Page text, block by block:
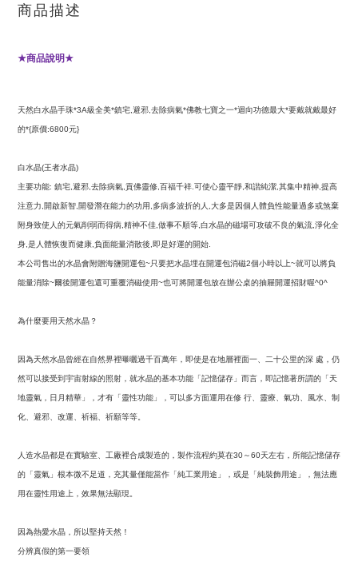
商品描述
★商品說明★
天然白水晶手珠*3A級全美*鎮宅 避邪 去除病氣*佛教七寶之一*迴向功德最大*要戴就戴最好
的*{原價:6800元}
白水晶(王者水晶)
主要功能: 鎮宅 避邪 去除病氣 貢佛靈修 百福千祥 可使心靈平靜 和諧純潔 其集中精神 提高
注意力 開啟新智 開發潛在能力的功用 多病多波折的人 大多是因個人體負性能量過多或煞棄
附身致使人的元氣削弱而得病 精神不佳 做事不順等 白水晶的磁場可攻破不良的氣流 淨化全
身 是人體恢復而健康 負面能量消散後 即是好運的開始
本公司售出的水晶會附贈海鹽開運包~只要把水晶埋在開運包消磁2個小時以上~就可以將負
能量消除~爾後開運包還可重覆消磁使用~也可將開運包放在辦公桌的抽屜開運招財喔^0^
為什麼要用天然水晶？
因為天然水晶曾經在自然界裡曝曬過千百萬年，即使是在地層裡面一、二十公里的深 處，仍
然可以接受到宇宙射線的照射，就水晶的基本功能「記憶儲存」而言，即記憶著所謂的「天
地靈氣，日月精華」，才有「靈性功能」，可以多方面運用在修 行、靈療、氣功、風水、制
化、避邪、改運、祈福、祈願等等。
人造水晶都是在實驗室、工廠裡合成製造的，製作流程約莫在30～60天左右，所能記憶儲存
的「靈氣」根本微不足道，充其量僅能當作「純工業用途」，或是「純裝飾用途」，無法應
用在靈性用途上，效果無法顯現。
因為熱愛水晶，所以堅持天然！
分辨真假的第一要領